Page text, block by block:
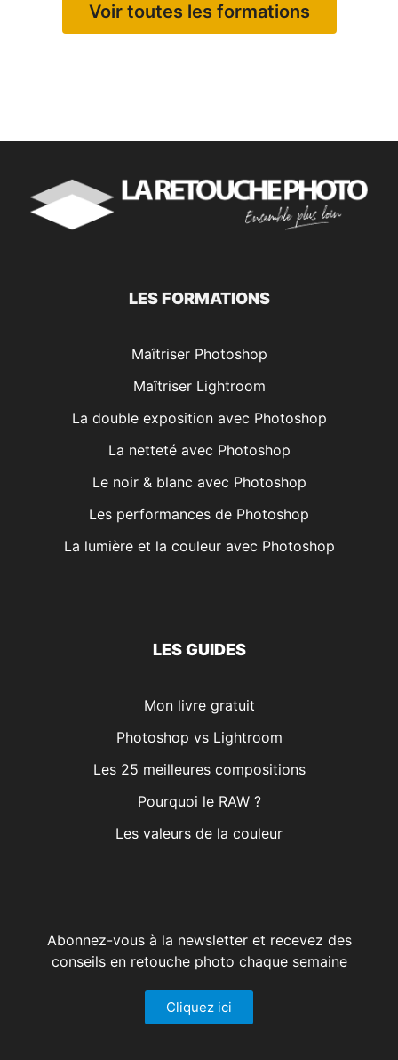
Voir toutes les formations
LES FORMATIONS
Maîtriser Photoshop
Maîtriser Lightroom
La double exposition avec Photoshop
La netteté avec Photoshop
Le noir & blanc avec Photoshop
Les performances de Photoshop
La lumière et la couleur avec Photoshop
LES GUIDES
Mon livre gratuit
Photoshop vs Lightroom
Les 25 meilleures compositions
Pourquoi le RAW ?
Les valeurs de la couleur
Abonnez-vous à la newsletter et recevez des
conseils en retouche photo chaque semaine
Cliquez ici